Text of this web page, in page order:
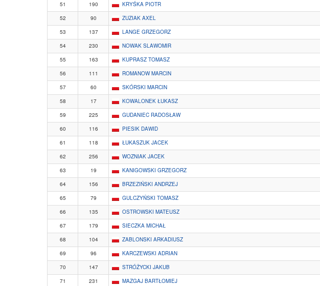
51
190 KRYŚKA PIOTR
52
90 ZUZIAK AXEL
53
137 LANGE GRZEGORZ
54
230 NOWAK SLAWOMIR
55
163 KUPRASZ TOMASZ
56
111 ROMANOW MARCIN
57
60 SKÓRSKI MARCIN
58
17 KOWALONEK ŁUKASZ
59
225 GUDANIEC RADOSŁAW
60
116 PIESIK DAWID
61
118 ŁUKASZUK JACEK
62
256 WOZNIAK JACEK
63
19 KANIGOWSKI GRZEGORZ
64
156 BRZEZIŃSKI ANDRZEJ
65
79 GULCZYŃSKI TOMASZ
66
135 OSTROWSKI MATEUSZ
67
179 SIECZKA MICHAŁ
68
104 ZABLONSKI ARKADIUSZ
69
96 KARCZEWSKI ADRIAN
70
147 STRÓŻYCKI JAKUB
71
231 MAZGAJ BARTŁOMIEJ